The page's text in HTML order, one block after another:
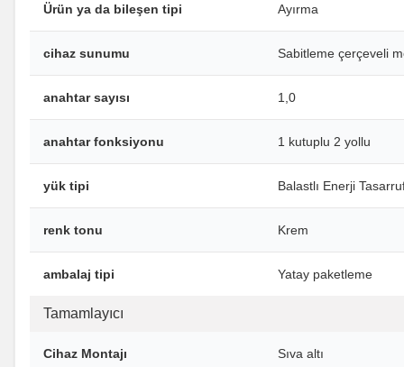
Ürün ya da bileşen tipi Ayırma
cihaz sunumu Sabitleme çerçeveli
anahtar sayısı 1,0
anahtar fonksiyonu 1 kutuplu 2 yollu
yük tipi Balastlı Enerji
renk tonu Krem
ambalaj tipi Yatay paketleme
Tamamlayıcı
Cihaz Montajı Sıva altı